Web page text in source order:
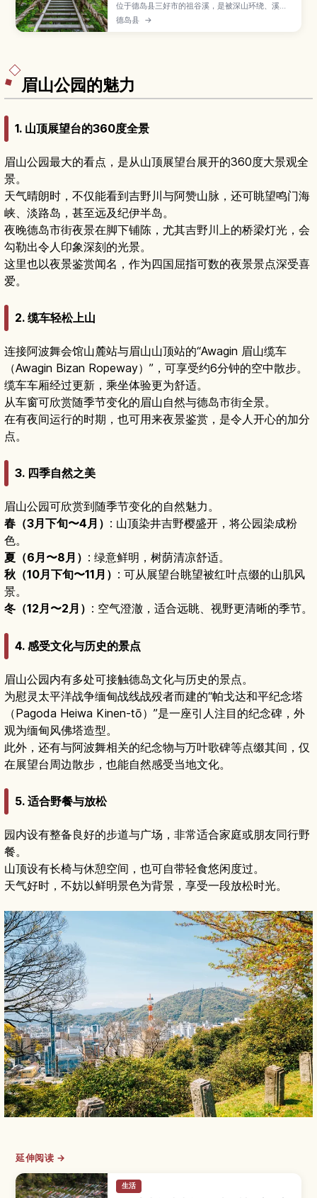
位于德岛县三好市的祖谷溪，是被深山环绕、溪水
碧绿的四国代表性秘境峡谷，而以藤蔓编成的“祖谷
葛藤桥”则被誉为日本三大奇桥之一。本文介绍祖谷
德岛县 →
眉山公园的魅力
1. 山顶展望台的360度全景
眉山公园最大的看点，是从山顶展望台展开的360度大景观全
景。
天气晴朗时，不仅能看到吉野川与阿赞山脉，还可眺望鸣门海
峡、淡路岛，甚至远及纪伊半岛。
夜晚德岛市街夜景在脚下铺陈，尤其吉野川上的桥梁灯光，会
勾勒出令人印象深刻的光景。
这里也以夜景鉴赏闻名，作为四国屈指可数的夜景景点深受喜
爱。
2. 缆车轻松上山
连接阿波舞会馆山麓站与眉山山顶站的“Awagin 眉山缆车
（Awagin Bizan Ropeway）”，可享受约6分钟的空中散步。
缆车车厢经过更新，乘坐体验更为舒适。
从车窗可欣赏随季节变化的眉山自然与德岛市街全景。
在有夜间运行的时期，也可用来夜景鉴赏，是令人开心的加分
点。
3. 四季自然之美
眉山公园可欣赏到随季节变化的自然魅力。
春（3月下旬〜4月） : 山顶染井吉野樱盛开，将公园染成粉
色。
夏（6月〜8月） : 绿意鲜明，树荫清凉舒适。
秋（10月下旬〜11月） : 可从展望台眺望被红叶点缀的山肌风
景。
冬（12月〜2月） : 空气澄澈，适合远眺、视野更清晰的季节。
4. 感受文化与历史的景点
眉山公园内有多处可接触德岛文化与历史的景点。
为慰灵太平洋战争缅甸战线战殁者而建的“帕戈达和平纪念塔
（Pagoda Heiwa Kinen-tō）”是一座引人注目的纪念碑，外
观为缅甸风佛塔造型。
此外，还有与阿波舞相关的纪念物与万叶歌碑等点缀其间，仅
在展望台周边散步，也能自然感受当地文化。
5. 适合野餐与放松
园内设有整备良好的步道与广场，非常适合家庭或朋友同行野
餐。
山顶设有长椅与休憩空间，也可自带轻食悠闲度过。
天气好时，不妨以鲜明景色为背景，享受一段放松时光。
延伸阅读 →
生活